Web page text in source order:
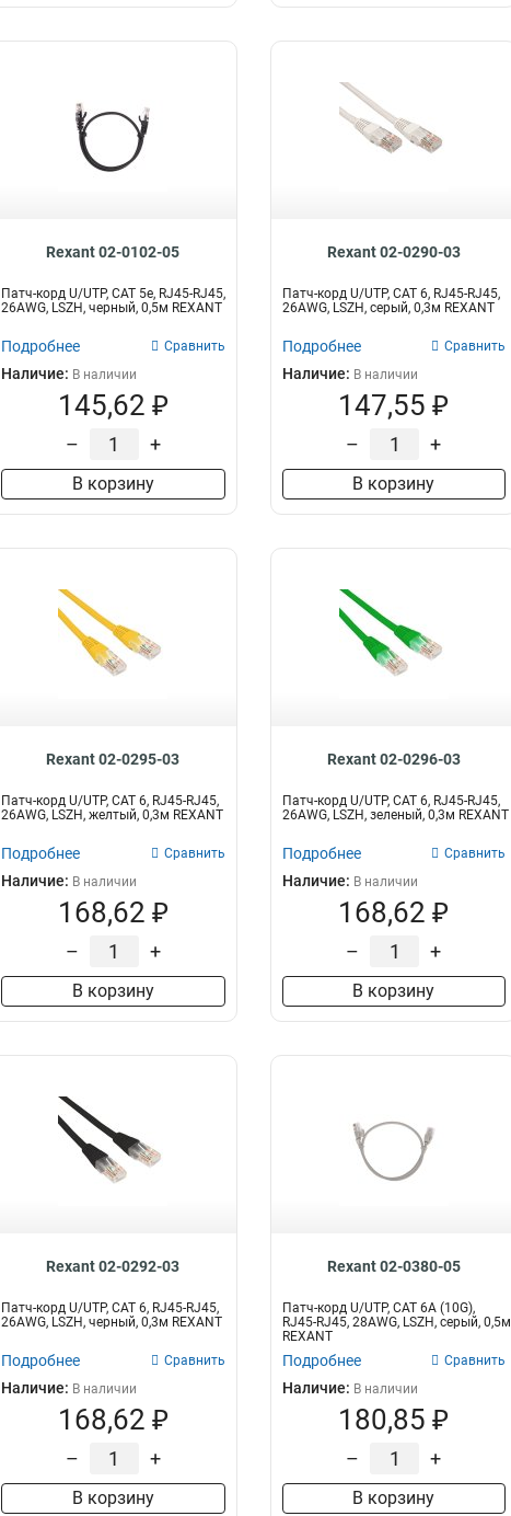
Rexant 02-0102-05
Патч-корд U/UTP, CAT 5e, RJ45-RJ45,
26AWG, LSZH, черный, 0,5м REXANT
Подробнее Сравнить
Наличие: В наличии
145,62 ₽
– +
В корзину
Rexant 02-0290-03
Патч-корд U/UTP, CAT 6, RJ45-RJ45,
26AWG, LSZH, серый, 0,3м REXANT
Подробнее Сравнить
Наличие: В наличии
147,55 ₽
– +
В корзину
Rexant 02-0295-03
Патч-корд U/UTP, CAT 6, RJ45-RJ45,
26AWG, LSZH, желтый, 0,3м REXANT
Подробнее Сравнить
Наличие: В наличии
168,62 ₽
– +
В корзину
Rexant 02-0296-03
Патч-корд U/UTP, CAT 6, RJ45-RJ45,
26AWG, LSZH, зеленый, 0,3м REXANT
Подробнее Сравнить
Наличие: В наличии
168,62 ₽
– +
В корзину
Rexant 02-0292-03
Патч-корд U/UTP, CAT 6, RJ45-RJ45,
26AWG, LSZH, черный, 0,3м REXANT
Подробнее Сравнить
Наличие: В наличии
168,62 ₽
– +
В корзину
Rexant 02-0380-05
Патч-корд U/UTP, CAT 6A (10G),
RJ45-RJ45, 28AWG, LSZH, серый, 0,5м
REXANT
Подробнее Сравнить
Наличие: В наличии
180,85 ₽
– +
В корзину